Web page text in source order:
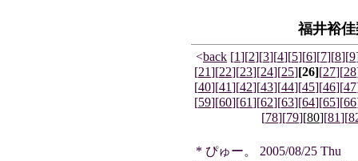
福井裕
<back [1][2][3][4][5][6][7][8][9
[21][22][23][24][25][26][27][28
[40][41][42][43][44][45][46][47
[59][60][61][62][63][64][65][66
[78][79][80][81][
* ぴゅー。 2005/08/25 Thu